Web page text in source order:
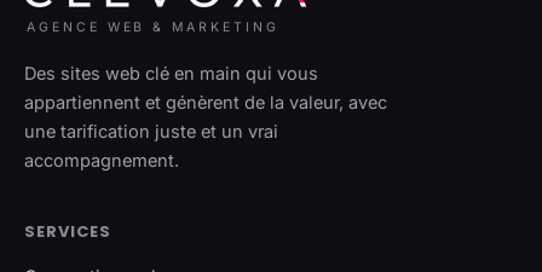
AGENCE WEB & MARKETING
Des sites web clé en main qui vous
appartiennent et génèrent de la valeur, avec
une tarification juste et un vrai
accompagnement.
SERVICES